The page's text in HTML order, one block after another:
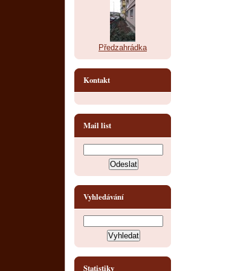
Předzahrádka
Kontakt
Mail list
Vyhledávání
Statistiky